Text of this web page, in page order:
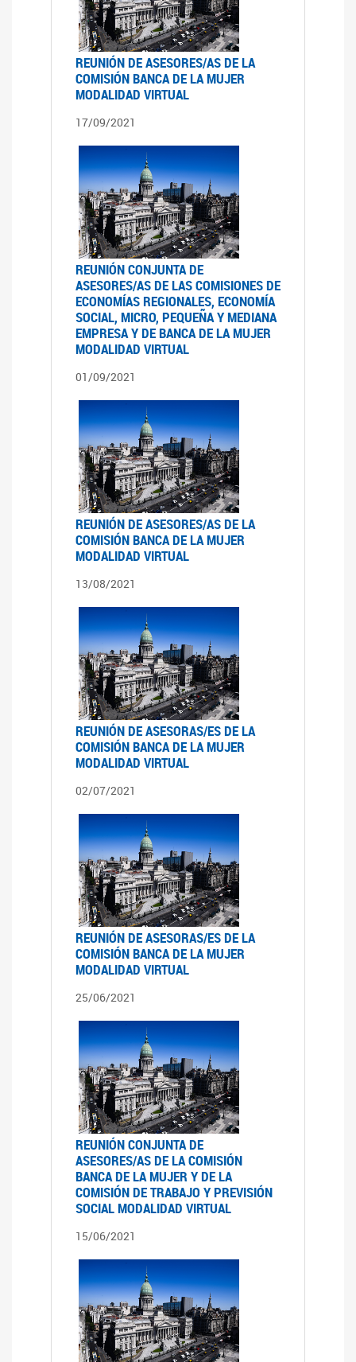
REUNIÓN DE ASESORES/AS DE LA
COMISIÓN BANCA DE LA MUJER
MODALIDAD VIRTUAL
17/09/2021
REUNIÓN CONJUNTA DE
ASESORES/AS DE LAS COMISIONES DE
ECONOMÍAS REGIONALES, ECONOMÍA
SOCIAL, MICRO, PEQUEÑA Y MEDIANA
EMPRESA Y DE BANCA DE LA MUJER
MODALIDAD VIRTUAL
01/09/2021
REUNIÓN DE ASESORES/AS DE LA
COMISIÓN BANCA DE LA MUJER
MODALIDAD VIRTUAL
13/08/2021
REUNIÓN DE ASESORAS/ES DE LA
COMISIÓN BANCA DE LA MUJER
MODALIDAD VIRTUAL
02/07/2021
REUNIÓN DE ASESORAS/ES DE LA
COMISIÓN BANCA DE LA MUJER
MODALIDAD VIRTUAL
25/06/2021
REUNIÓN CONJUNTA DE
ASESORES/AS DE LA COMISIÓN
BANCA DE LA MUJER Y DE LA
COMISIÓN DE TRABAJO Y PREVISIÓN
SOCIAL MODALIDAD VIRTUAL
15/06/2021